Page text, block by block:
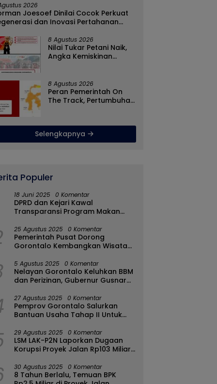
2026
Joesoef Dinilai Cocok Perkuat
dan Inovasi Pertahanan
8 Agustus 2026
Nilai Tukar Petani Naik,
Angka Kemiskinan
Ekonomi Dan Dinikmati
Masyarakat
8 Agustus 2026
Peran Pemerintah On
The Track, Pertumbuhan
Selengkapnya
Populer
18 Juni 2025 0 Komentar
DPRD dan Kejari Kawal
Transparansi Program Makan
25 Agustus 2025 0 Komentar
Pemerintah Pusat Dorong
Gorontalo Kembangkan Wisata
5 Agustus 2025 0 Komentar
Nelayan Gorontalo Keluhkan BBM
dan Perizinan, Gubernur Gusnar
27 Agustus 2025 0 Komentar
Pemprov Gorontalo Salurkan
Bantuan Usaha Tahap II Untuk
Bulango
29 Agustus 2025 0 Komentar
LSM LAK-P2N Laporkan Dugaan
Korupsi Proyek Jalan Rp103 Miliar
30 Agustus 2025 0 Komentar
8 Tahun Berlalu, Temuan BPK